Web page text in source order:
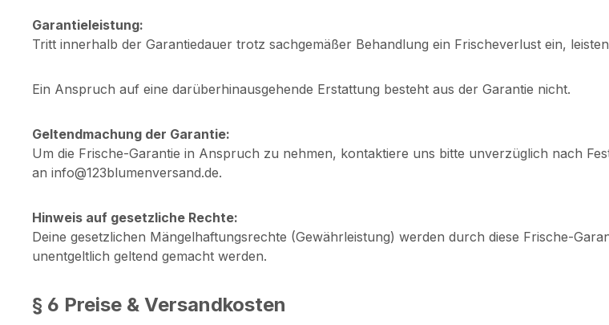
Garantieleistung:
Tritt innerhalb der Garantiedauer trotz sachgemäßer Behandlung ein Frischeverlust ein,
Ein Anspruch auf eine darüberhinausgehende Erstattung besteht aus der Garantie nicht.
Geltendmachung der Garantie:
Um die Frische-Garantie in Anspruch zu nehmen, kontaktiere uns bitte unverzüglich nach
an info@123blumenversand.de.
Hinweis auf gesetzliche Rechte:
Deine gesetzlichen Mängelhaftungsrechte (Gewährleistung) werden durch diese Frische-
unentgeltlich geltend gemacht werden.
§ 6 Preise & Versandkosten